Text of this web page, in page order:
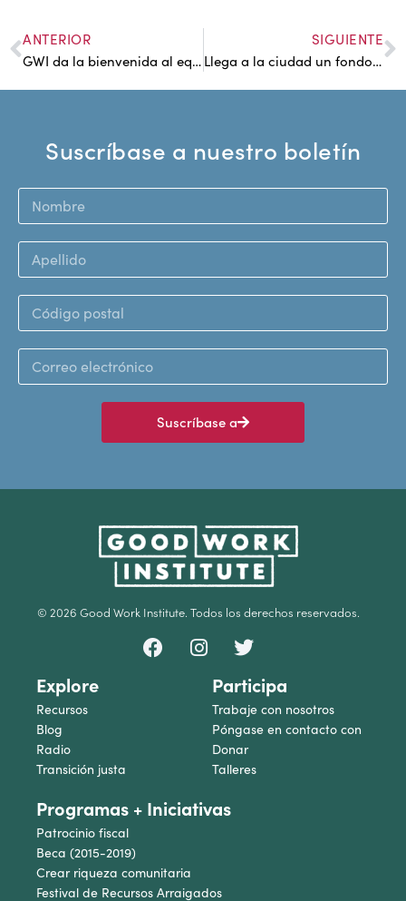
ANTERIOR
GWI da la bienvenida al equipo a Jenn y Mass.
SIGUIENTE
Llega a la ciudad un fondo diseñado con el corazón de la comunidad
Suscríbase a nuestro boletín
Suscríbase a
© 2026 Good Work Institute. Todos los derechos reservados.
Explore
Recursos
Blog
Radio
Transición justa
Participa
Trabaje con nosotros
Póngase en contacto con
Donar
Talleres
Programas + Iniciativas
Patrocinio fiscal
Beca (2015-2019)
Crear riqueza comunitaria
Festival de Recursos Arraigados